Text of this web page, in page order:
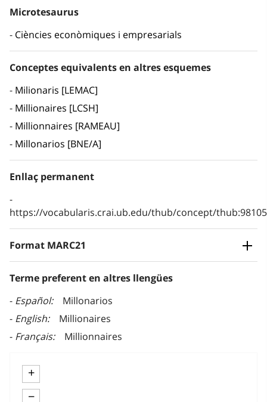
Microtesaurus
Ciències econòmiques i empresarials
Conceptes equivalents en altres esquemes
Milionaris [LEMAC]
Millionaires [LCSH]
Millionnaires [RAMEAU]
Millonarios [BNE/A]
Enllaç permanent
https://vocabularis.crai.ub.edu/thub/concept/
Format MARC21
Terme preferent en altres llengües
Español
Millonarios
English
Millionaires
Français
Millionnaires
+
−